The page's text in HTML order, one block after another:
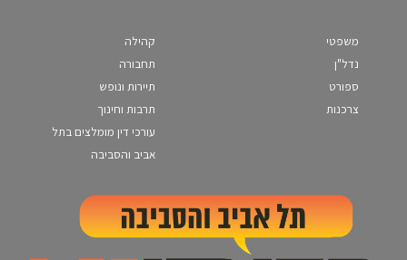
משפטי
נדל"ן
ספורט
צרכנות
קהילה
תחבורה
תיירות ונופש
תרבות וחינוך
עורכי דין מומלצים בתל
אביב והסביבה